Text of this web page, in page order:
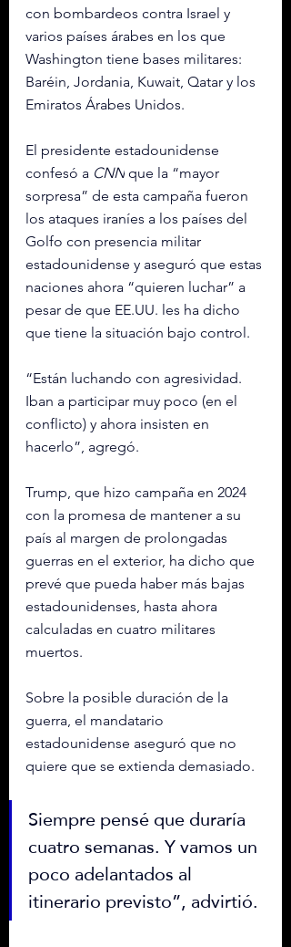
con bombardeos contra Israel y
varios países árabes en los que
Washington tiene bases militares:
Baréin, Jordania, Kuwait, Qatar y los
Emiratos Árabes Unidos.
El presidente estadounidense
confesó a CNN que la “mayor
sorpresa” de esta campaña fueron
los ataques iraníes a los países del
Golfo con presencia militar
estadounidense y aseguró que estas
naciones ahora “quieren luchar” a
pesar de que EE.UU. les ha dicho
que tiene la situación bajo control.
“Están luchando con agresividad.
Iban a participar muy poco (en el
conflicto) y ahora insisten en
hacerlo”, agregó.
Trump, que hizo campaña en 2024
con la promesa de mantener a su
país al margen de prolongadas
guerras en el exterior, ha dicho que
prevé que pueda haber más bajas
estadounidenses, hasta ahora
calculadas en cuatro militares
muertos.
Sobre la posible duración de la
guerra, el mandatario
estadounidense aseguró que no
quiere que se extienda demasiado.
Siempre pensé que duraría
cuatro semanas. Y vamos un
poco adelantados al
itinerario previsto”, advirtió.